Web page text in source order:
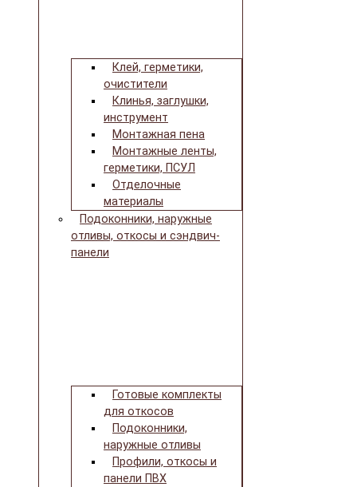
Клей, герметики,
очистители
Клинья, заглушки,
инструмент
Монтажная пена
Монтажные ленты,
герметики, ПСУЛ
Отделочные
материалы
Подоконники, наружные
отливы, откосы и сэндвич-
панели
Готовые комплекты
для откосов
Подоконники,
наружные отливы
Профили, откосы и
панели ПВХ